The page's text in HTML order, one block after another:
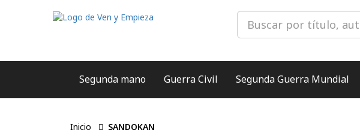
Segunda mano Guerra Civil Segunda Guerra Mundial
Inicio SANDOKAN